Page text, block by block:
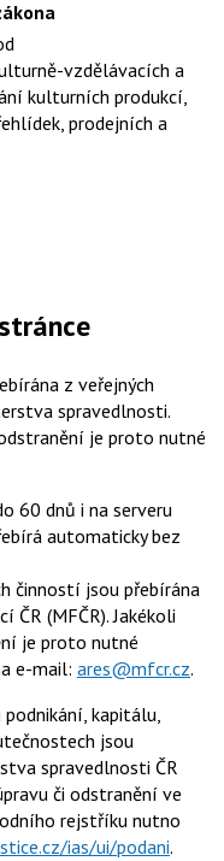
vzdělávacích a
kulturních produkcí,
prodejních a
z veřejných
spravedlnosti.
je proto nutné
60 dnů i na serveru
automaticky bez
činností jsou přebírána
(MFČR). Jakékoli
je proto nutné
e-mail: ares@mfcr.cz.
kapitálu,
jsou
spravedlnosti ČR
či odstranění ve
rejstříku nutno
ias/ui/podani.